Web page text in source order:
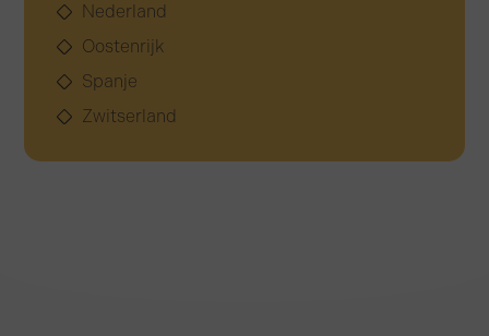
Nederland
Oostenrijk
Spanje
Zwitserland